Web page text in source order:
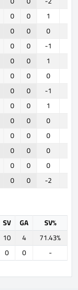
0 0 1
0 0 0
0 0 -1
0 0 1
0 0 0
0 0 -1
0 0 1
0 0 0
0 0 0
0 0 0
0 0 0
0 0 -2
SV GA
SV%
10 4
71.43%
0 0 -